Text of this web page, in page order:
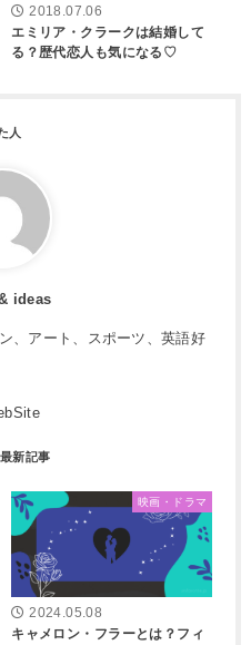
2018.07.06
エミリア・クラークは結婚して
る？歴代恋人も気になる♡
ideas
、アート、スポーツ、英語好
映画・ドラマ
2024.05.08
キャメロン・フラーとは？フィ